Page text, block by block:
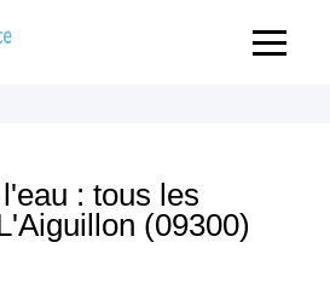
: tous les
(09300)